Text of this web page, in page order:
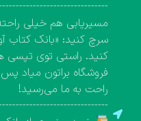
مسیریابی هم خیلی
سرچ کنید: «بانک کتاب
کنید. راستی توی تپسی
فروشگاه براتون میاد
راحت به ما می‌رسید!